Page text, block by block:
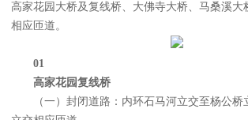
高家花园大桥及复线桥、大佛寺大桥、马桑溪大
相应匝道。
01
高家花园复线桥
（一）封闭道路：内环石马河立交至杨公